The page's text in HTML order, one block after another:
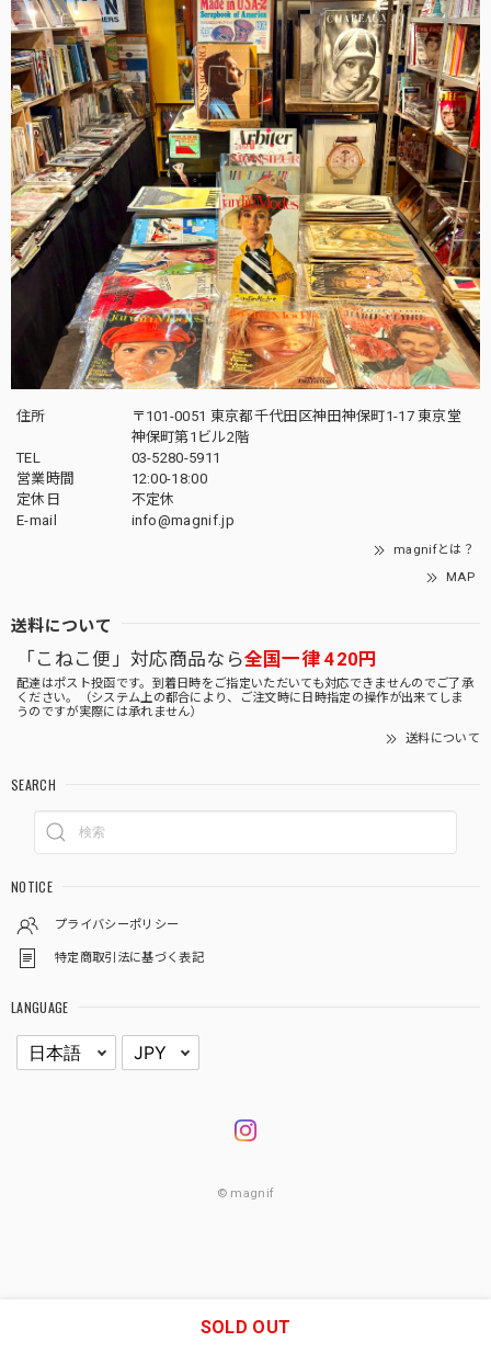
住所
〒101-0051 東京都千代田区神田神保町1-17 東京堂
神保町第1ビル2階
TEL
03-5280-5911
営業時間
12:00-18:00
定休日
不定休
E-mail
info@magnif.jp
magnifとは？
MAP
送料について
「こねこ便」対応商品なら全国一律 420円
配達はポスト投函です。到着日時をご指定いただいても対応できませんのでご了承
ください。（システム上の都合により、ご注文時に日時指定の操作が出来てしま
うのですが実際には承れません）
送料について
SEARCH
NOTICE
プライバシーポリシー
特定商取引法に基づく表記
LANGUAGE
© magnif
SOLD OUT